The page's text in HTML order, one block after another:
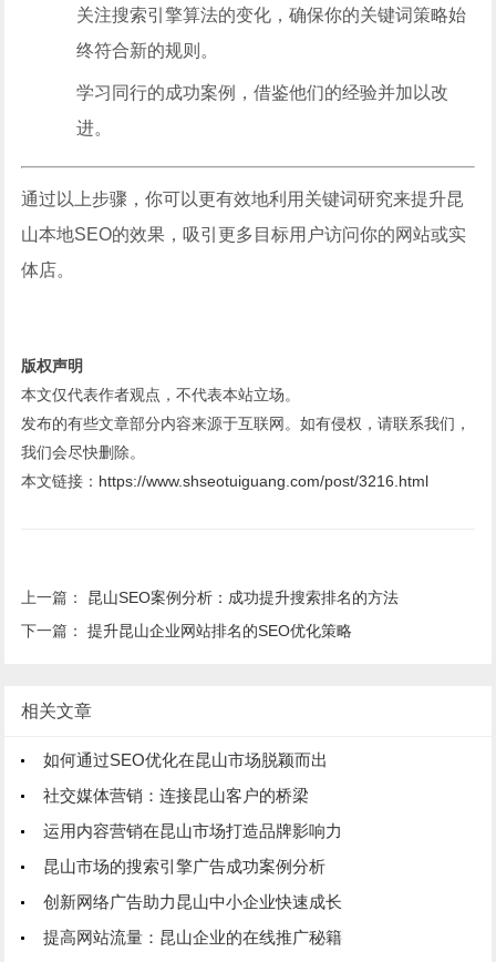
关注搜索引擎算法的变化，确保你的关键词策略始
终符合新的规则。
学习同行的成功案例，借鉴他们的经验并加以改
进。
通过以上步骤，你可以更有效地利用关键词研究来提升昆
山本地SEO的效果，吸引更多目标用户访问你的网站或实
体店。
版权声明
本文仅代表作者观点，不代表本站立场。
发布的有些文章部分内容来源于互联网。如有侵权，请联系我们，
我们会尽快删除。
本文链接： https://www.shseotuiguang.com/post/3216.html
上一篇： 昆山SEO案例分析：成功提升搜索排名的方法
下一篇：提升昆山企业网站排名的SEO优化策略
相关文章
如何通过SEO优化在昆山市场脱颖而出
社交媒体营销：连接昆山客户的桥梁
运用内容营销在昆山市场打造品牌影响力
昆山市场的搜索引擎广告成功案例分析
创新网络广告助力昆山中小企业快速成长
提高网站流量：昆山企业的在线推广秘籍